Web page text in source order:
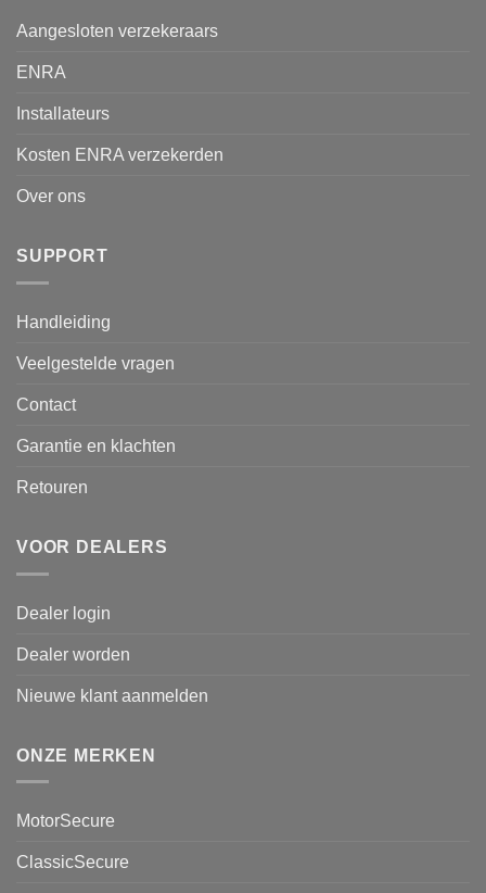
Aangesloten verzekeraars
ENRA
Installateurs
Kosten ENRA verzekerden
Over ons
SUPPORT
Handleiding
Veelgestelde vragen
Contact
Garantie en klachten
Retouren
VOOR DEALERS
Dealer login
Dealer worden
Nieuwe klant aanmelden
ONZE MERKEN
MotorSecure
ClassicSecure